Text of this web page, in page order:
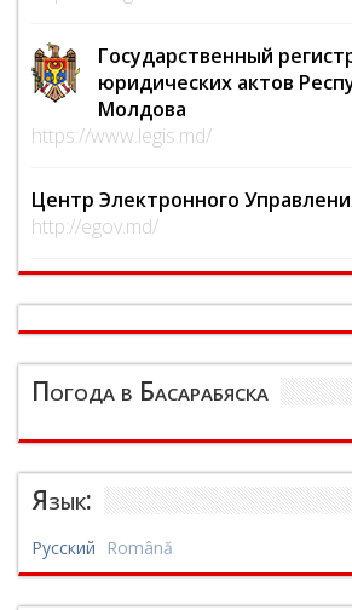
Государственный
юридических актов
Молдова
https://www.legis.md/
Центр Электронного
http://egov.md/
Погода в Басарабяска
Язык:
Русский Română